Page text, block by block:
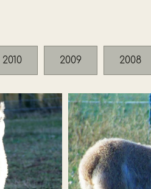
2010 2009 2008